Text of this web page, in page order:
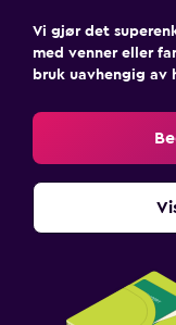
Vaskeri
Strykejern og
Soverom
Vi gjør det
med venner eller
bruk uavhengig av